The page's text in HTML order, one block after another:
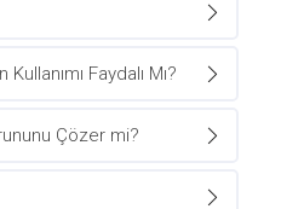
Faydalı Mı?
Çözer mi?